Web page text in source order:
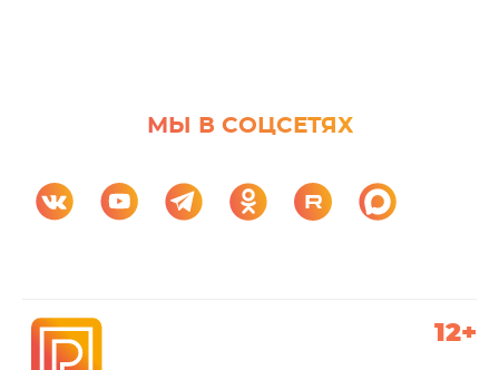
МЫ В СОЦСЕТЯХ
12+